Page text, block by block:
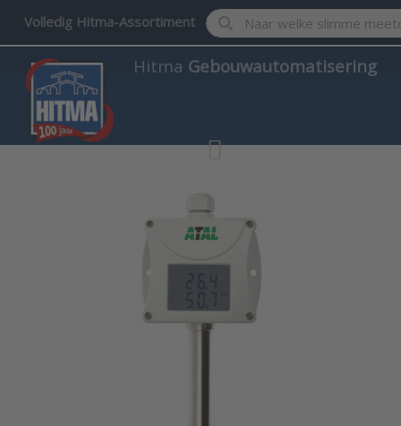
Volledig Hitma-Assortiment Enter a search term.
Hitma Gebouwautomatisering